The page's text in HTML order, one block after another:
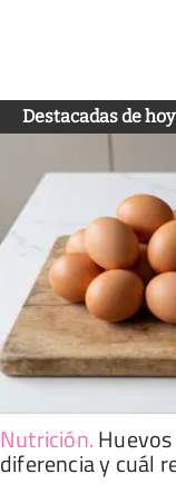
Destacadas de hoy
Nutrición.
diferencia y cuál